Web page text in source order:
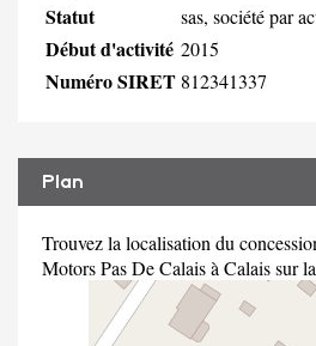
Statut sas, société par
Début d'activité 2015
Numéro SIRET 812341337
Plan
Trouvez la localisation du
Motors Pas De Calais à Calais sur